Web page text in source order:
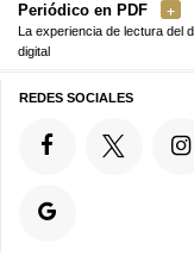
Periódico en PDF
La experiencia de lectura del
digital
REDES SOCIALES